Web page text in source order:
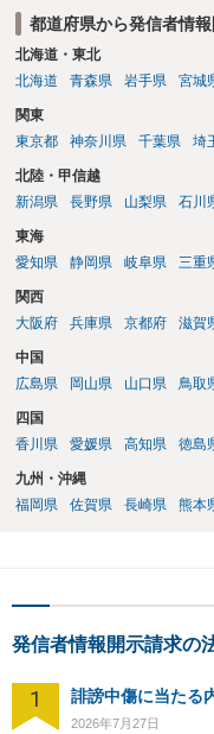
都道府県から発信者情
北海道・東北
北海道
青森県 岩手県 宮城
関東
東京都
神奈川県 千葉県 埼
北陸・甲信越
新潟県
長野県 山梨県 石川
東海
愛知県
静岡県 岐阜県 三重
関西
大阪府
兵庫県 京都府 滋賀
中国
広島県
岡山県 山口県 鳥取
四国
香川県
愛媛県 高知県 徳島
九州・沖縄
福岡県
佐賀県 長崎県 熊本
発信者情報開示請求の
1
2026年7月27日